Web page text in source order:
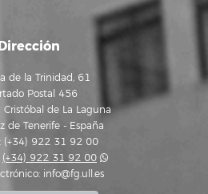
de la Trinidad, 61
Postal 456
Cristóbal de La Laguna
de Tenerife - España
(+34) 922 31 92 00
(+34) 922 31 92 00
info@fg.ull.es